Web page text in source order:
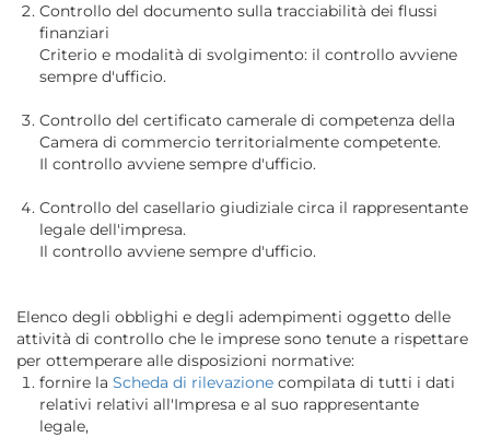
Controllo del documento sulla tracciabilità dei flussi
finanziari
Criterio e modalità di svolgimento: il controllo avviene
sempre d'ufficio.
Controllo del certificato camerale di competenza della
Camera di commercio territorialmente competente.
Il controllo avviene sempre d'ufficio.
Controllo del casellario giudiziale circa il rappresentante
legale dell'impresa.
Il controllo avviene sempre d'ufficio.
Elenco degli obblighi e degli adempimenti oggetto delle
attività di controllo che le imprese sono tenute a rispettare
per ottemperare alle disposizioni normative:
fornire la Scheda di rilevazione compilata di tutti i dati
relativi relativi all'Impresa e al suo rappresentante
legale,